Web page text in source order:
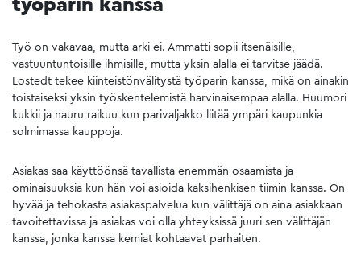
Työ on vakavaa, mutta arki ei. Ammatti sopii itsenäisille,
vastuuntuntoisille ihmisille, mutta yksin alalla ei tarvitse jäädä.
Lostedt tekee kiinteistönvälitystä työparin kanssa, mikä on ainakin
toistaiseksi yksin työskentelemistä harvinaisempaa alalla. Huumori
kukkii ja nauru raikuu kun parivaljakko liitää ympäri kaupunkia
solmimassa kauppoja.
Asiakas saa käyttöönsä tavallista enemmän osaamista ja
ominaisuuksia kun hän voi asioida kaksihenkisen tiimin kanssa. On
hyvää ja tehokasta asiakaspalvelua kun välittäjä on aina asiakkaan
tavoitettavissa ja asiakas voi olla yhteyksissä juuri sen välittäjän
kanssa, jonka kanssa kemiat kohtaavat parhaiten.